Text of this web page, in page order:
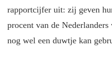
rapportcijfer uit: zij geven
procent van de
nog wel een duwtje kan